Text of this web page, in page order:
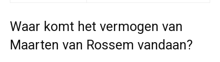
Waar komt het vermogen van
Maarten van Rossem vandaan?